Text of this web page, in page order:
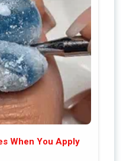
When You Apply